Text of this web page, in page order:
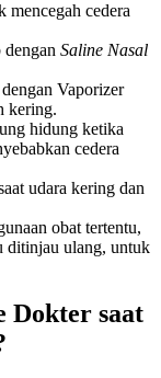
mencegah cedera
dengan Saline Nasal
Vaporizer
kering.
hidung ketika
cedera
udara kering dan
obat tertentu,
ditinjau ulang, untuk
Dokter saat